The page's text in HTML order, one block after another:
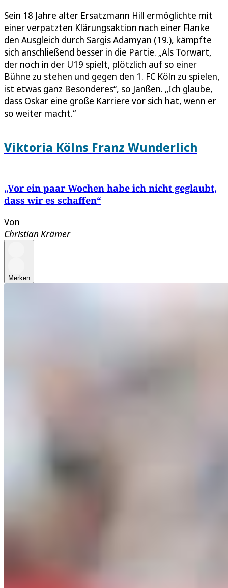
Sein 18 Jahre alter Ersatzmann Hill ermöglichte mit
einer verpatzten Klärungsaktion nach einer Flanke
den Ausgleich durch Sargis Adamyan (19.), kämpfte
sich anschließend besser in die Partie. „Als Torwart,
der noch in der U19 spielt, plötzlich auf so einer
Bühne zu stehen und gegen den 1. FC Köln zu spielen,
ist etwas ganz Besonderes“, so Janßen. „Ich glaube,
dass Oskar eine große Karriere vor sich hat, wenn er
so weiter macht.“
Viktoria Kölns Franz Wunderlich
„Vor ein paar Wochen habe ich nicht geglaubt,
dass wir es schaffen“
Von
Christian Krämer
Merken